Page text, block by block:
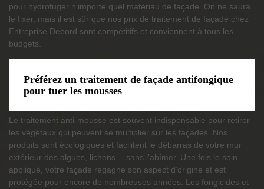
pour hydrofuger n’importe quel matériau de façade. On ne saura
le fixer, mais il est sûr que nos prix de traitement de façade chez
Entreprise Debord sont compétitifs et conviennent à tous les
budgets.
Préférez un traitement de façade antifongique
pour tuer les mousses
Le traitement anti-mousse est souvent indispensable pour retirer
les végétaux qui peuvent se multiplier sur les façades. Nos
produits sont écologiques et facilitent le débarras de votre mur
extérieur des algues, lichens… sans l’abîmer. Une fois le soin
appliqué, votre façade regagne son aspect d’origine et est
protégée pour encore de nombreuses années. Les fongicides et